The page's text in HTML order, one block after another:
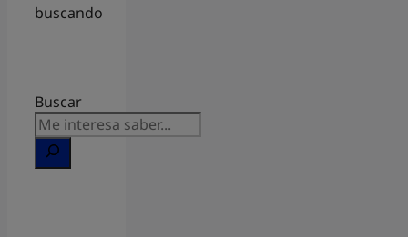
buscando
Buscar